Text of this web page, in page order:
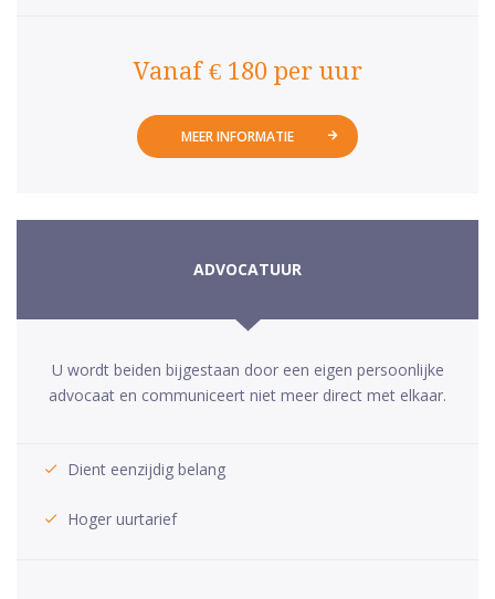
Vanaf € 180 per uur
MEER INFORMATIE
ADVOCATUUR
U wordt beiden bijgestaan door een eigen persoonlijke
advocaat en communiceert niet meer direct met elkaar.
Dient eenzijdig belang
Hoger uurtarief